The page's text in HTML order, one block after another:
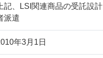
上記、LSI関連商品の受託設
派遣
年3月1日